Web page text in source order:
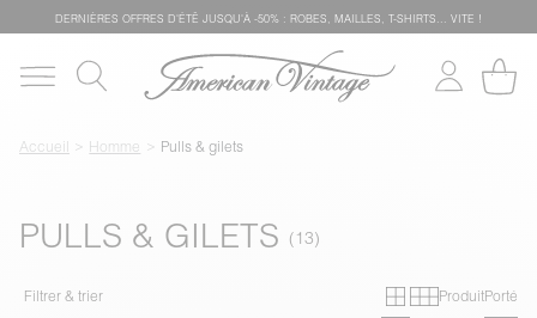
DERNIÈRES OFFRES D'ÉTÊ JUSQU'À -50% : ROBES, MAILLES, T-SHIRTS... VITE !
Accueil Homme Pulls & gilets
PULLS & GILETS
Filtrer & trier Grille
Grille
ProduitPorté